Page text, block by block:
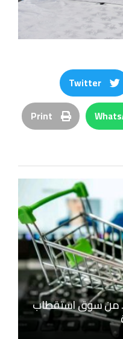
Twitter
Print
من سوق استقطاب